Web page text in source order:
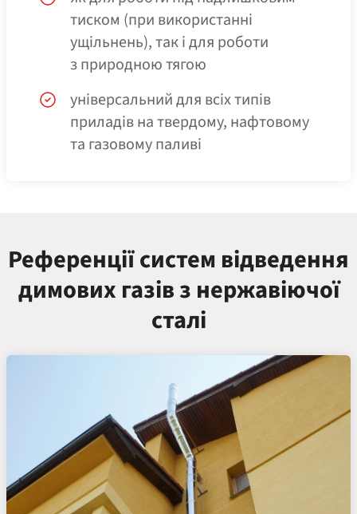
тиском (при використанні
ущільнень), так і для роботи
з природною тягою
універсальний для всіх типів
приладів на твердому, нафтовому
та газовому паливі
Референції систем відведення
димових газів з нержавіючої
сталі